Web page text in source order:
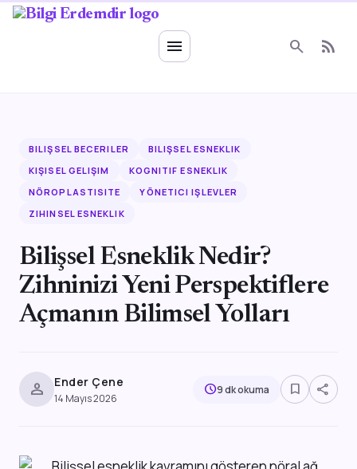
menu
Ruhsal Enerji
search rss_feed
BILIŞSEL BECERILER
BILIŞSEL ESNEKLIK
KIŞISEL GELIŞIM
KOGNITIF ESNEKLIK
NÖROPLASTISITE
YÖNETICI IŞLEVLER
ZIHINSEL ESNEKLIK
Bilişsel Esneklik Nedir?
Zihninizi Yeni Perspektiflere
Açmanın Bilimsel Yolları
person Ender Çene
14 Mayıs 2026
schedule9 dk okuma bookmark_border share